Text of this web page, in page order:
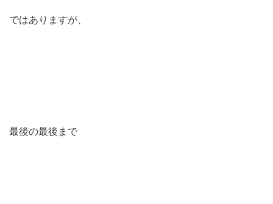
ではありますが、
最後の最後まで